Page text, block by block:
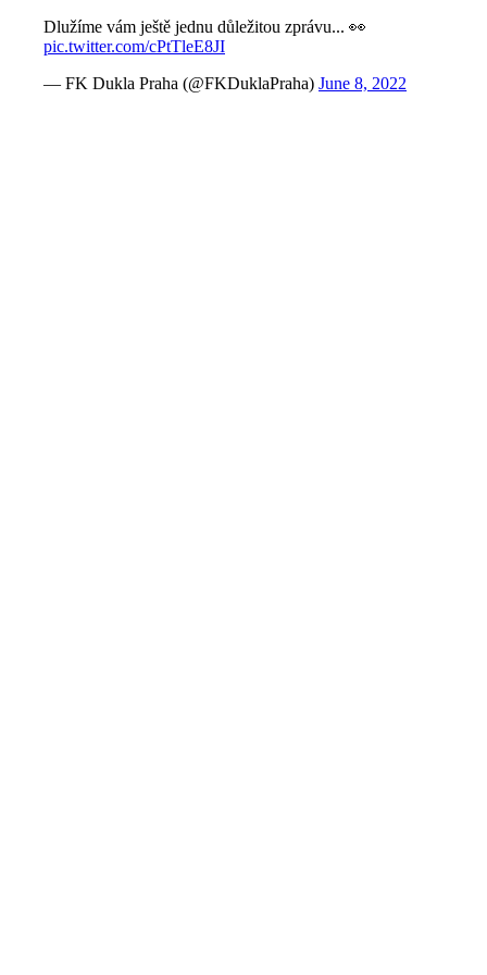
Dlužíme vám ještě jednu důležitou zprávu... 👀
pic.twitter.com/cPtTleE8JI
— FK Dukla Praha (@FKDuklaPraha) June 8, 2022